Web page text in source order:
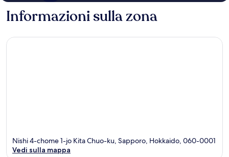
Informazioni sulla zona
Nishi 4-chome 1-jo Kita Chuo-ku, Sapporo, Hokkaido, 060-0001
Vedi sulla mappa